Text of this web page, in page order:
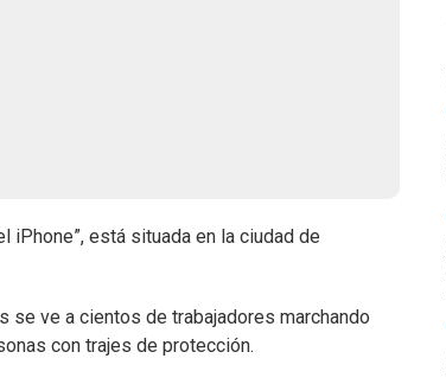
iPhone”, está situada en la ciudad de
ve a cientos de trabajadores marchando
con trajes de protección.